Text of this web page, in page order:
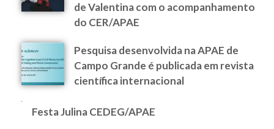
de Valentina com o acompanhamento
do CER/APAE
Pesquisa desenvolvida na APAE de
Campo Grande é publicada em revista
científica internacional
Festa Julina CEDEG/APAE